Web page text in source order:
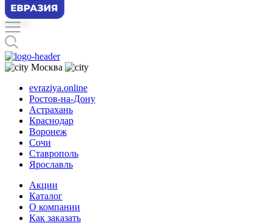
Москва
evraziya.online
Ростов-на-Дону
Астрахань
Краснодар
Воронеж
Сочи
Ставрополь
Ярославль
Акции
Каталог
О компании
Как заказать